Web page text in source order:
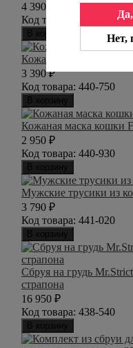
Нет,
4 390
Код товара:
В корзину
Кожаная портупея
3 390₽
Код товара: 440-750
В корзину
Кожаная маска кошки
2 950 ₽
Код товара: 440-930
В корзину
Мужские трусики из
3 790 ₽
Код товара: 441-020
В корзину
Сбруя на грудь
страпона
16 950 ₽
Код товара: 438-540
В корзину